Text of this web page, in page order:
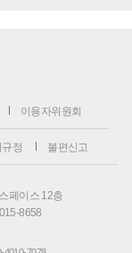
이용자위원회
정 불편신고
페이스 12층
8658